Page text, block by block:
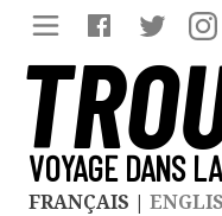
VOYAGE DANS
FRANÇAIS |